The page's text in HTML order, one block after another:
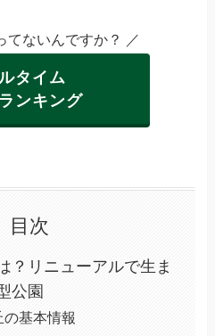
てないんですか？ ／
タイム
ンキング
目次
？リニューアルで生ま
公園
基本情報